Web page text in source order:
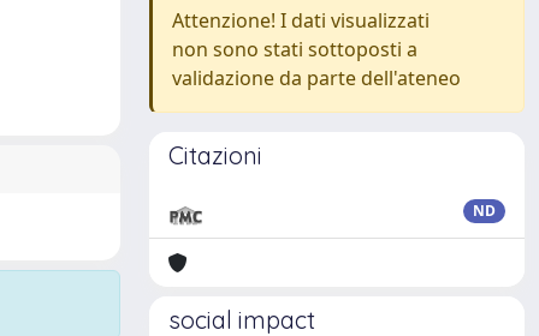
Attenzione! I dati visualizzati
non sono stati sottoposti a
validazione da parte dell'ateneo
Citazioni
ND
social impact